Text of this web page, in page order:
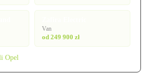
Van
od 249 900 zł
Opel